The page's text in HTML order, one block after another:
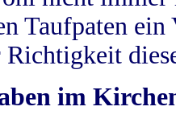
Taufpaten
im